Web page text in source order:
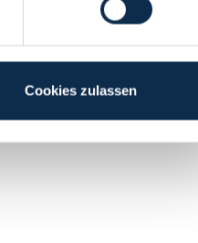
Cookies zulassen